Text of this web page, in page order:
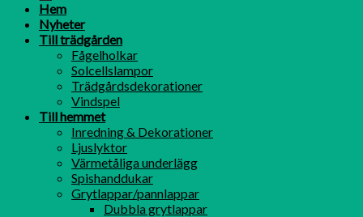
Hem
Nyheter
Till trädgården
Fågelholkar
Solcellslampor
Trädgårdsdekorationer
Vindspel
Till hemmet
Inredning & Dekorationer
Ljuslyktor
Värmetåliga underlägg
Spishanddukar
Grytlappar/pannlappar
Dubbla grytlappar